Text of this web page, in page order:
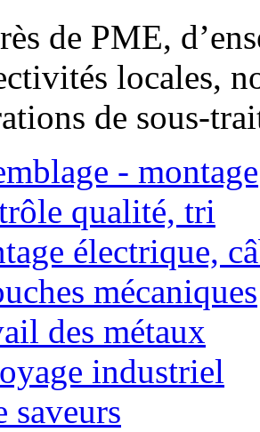
de PME,
locales,
de sous-
- montage
qualité, tri
électrique,
mécaniques
des métaux
industriel
saveurs